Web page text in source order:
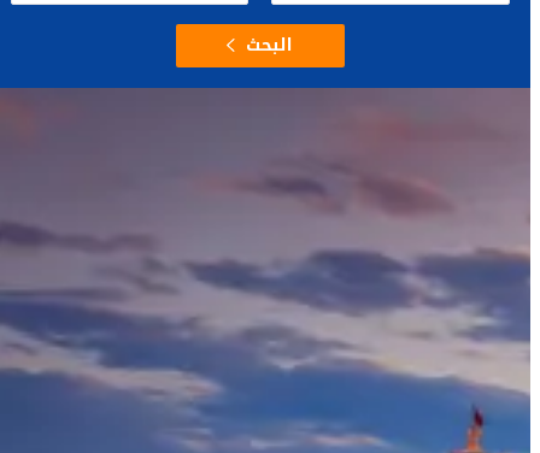
البحث